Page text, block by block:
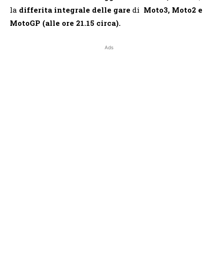
la differita integrale delle gare di Moto3, Moto2 e
MotoGP (alle ore 21.15 circa).
Ads